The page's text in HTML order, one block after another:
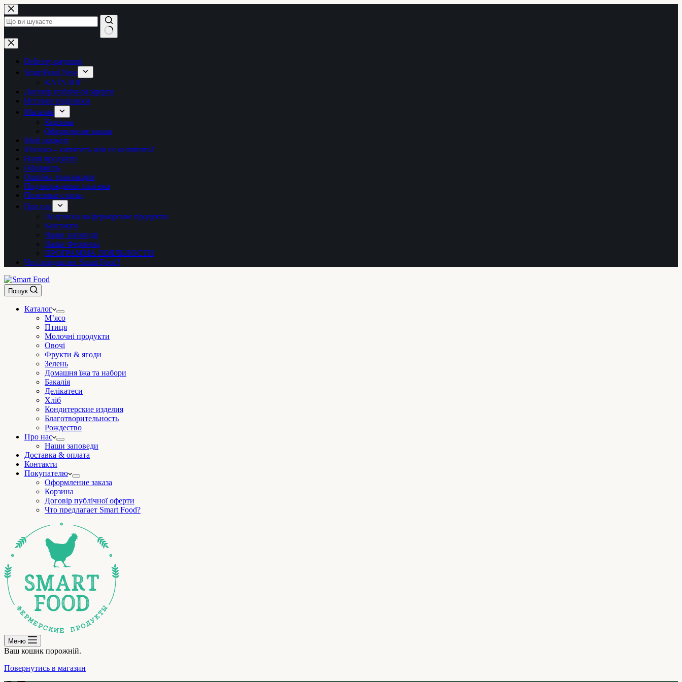
Перейти
до
вмісту
Немає
результатів
Delivery-payment
SmartFood New
КАТАЛОГ
Договір публічної оферти
История подписки
Магазин
Корзина
Оформление заказа
Мой аккаунт
Молоко – кипятить или не кипятить?
Наші продукти
Оформить
Ошибка транзакции
Подтверждение платежа
Полезные статьи
Про нас
Подписка на фермерские продукты
Контакти
Наши заповеди
Наши Фермеры
ПРОГРАММА ЛОЯЛЬНОСТИ
Что предлагает Smart Food?
Пошук
Каталог
М’ясо
Птиця
Молочні продукти
Овочі
Фрукти & ягоди
Зелень
Домашня їжа та набори
Бакалія
Делікатеси
Хліб
Кондитерские изделия
Благотворительность
Рождество
Про нас
Наши заповеди
Доставка & оплата
Контакти
Покупателю
Оформление заказа
Корзина
Договір публічної оферти
Что предлагает Smart Food?
Меню
Ваш кошик порожній.
Повернутись в магазин